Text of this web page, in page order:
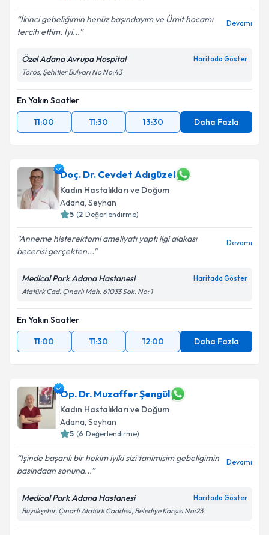
İkinci gebeliğimin henüz başındayım ve Ümit hocamı
tercih ettim. İyi...
Devamı
Özel Adana Avrupa Hospital Haritada Göster
Toros, Şehitler Bulvarı No No:43
En Yakın Saatler
11:00
11:30 13:30 Daha Fazla
Doç. Dr. Cevdet Adıgüzel
Kadın Hastalıkları ve Doğum
Adana, Seyhan
5 (2 Değerlendirme)
Anneme histerektomi ameliyatı yaptı ilgi alakası
becerisi gerçekten...
Devamı
Medical Park Adana Hastanesi Haritada Göster
Atatürk Cad. Çınarlı Mah. 61033 Sok. No: 1
En Yakın Saatler
11:00
11:30 12:00 Daha Fazla
Op. Dr. Muzaffer Şengül
Kadın Hastalıkları ve Doğum
Adana, Seyhan
5 (6 Değerlendirme)
İşinde başarılı bir hekim iyiki sizi tanimisim gebeligimin
basindaan sonuna...
Devamı
Medical Park Adana Hastanesi Haritada Göster
Büyükşehir, Çınarlı Atatürk Caddesi, Belediye Karşısı No:23